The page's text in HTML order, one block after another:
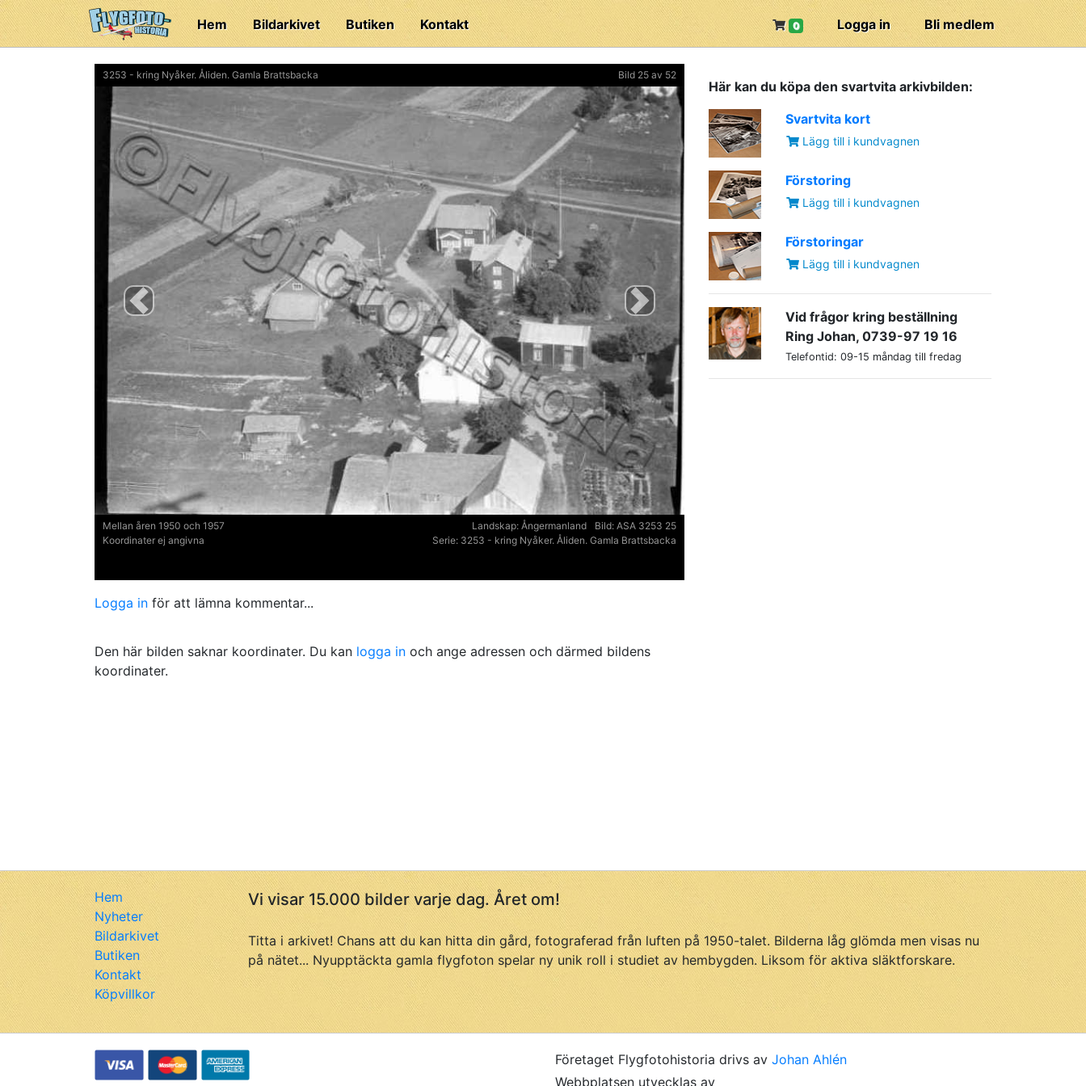
Hem Bildarkivet Butiken Kontakt Bli medlem
Logga in
0
3253 - kring Nyåker. Åliden. Gamla Brattsbacka Bild 25 av 52
Previous Next
Mellan åren 1950 och 1957 Bild: ASA 3253 25
Landskap: Ångermanland
Koordinater ej angivna
Serie: 3253 - kring Nyåker. Åliden. Gamla Brattsbacka
Logga in för att lämna kommentar...
Den här bilden saknar koordinater. Du kan logga in och ange adressen och därmed bildens
koordinater.
Här kan du köpa den svartvita arkivbilden:
Svartvita kort
Lägg till i kundvagnen
Förstoring
Lägg till i kundvagnen
Förstoringar
Lägg till i kundvagnen
Vid frågor kring beställning
Ring Johan, 0739-97 19 16
Telefontid: 09-15 måndag till fredag
Hem
Nyheter
Bildarkivet
Butiken
Kontakt
Köpvillkor
Vi visar 15.000 bilder varje dag. Året om!
Titta i arkivet! Chans att du kan hitta din gård, fotograferad från luften på 1950-talet. Bilderna låg glömda men visas nu
på nätet... Nyupptäckta gamla flygfoton spelar ny unik roll i studiet av hembygden. Liksom för aktiva släktforskare.
Företaget Flygfotohistoria drivs av Johan Ahlén
Webbplatsen utvecklas av